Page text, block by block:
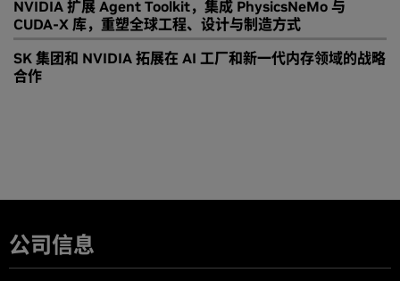
NVIDIA 扩展 Agent Toolkit，集成 PhysicsNeMo 与
CUDA-X 库，重塑全球工程、设计与制造方式
SK 集团和 NVIDIA 拓展在 AI 工厂和新一代内存领域的战略
合作
公司信息